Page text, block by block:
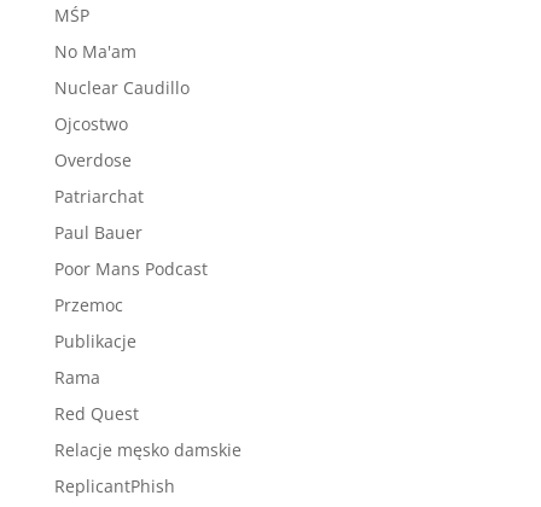
MŚP
No Ma'am
Nuclear Caudillo
Ojcostwo
Overdose
Patriarchat
Paul Bauer
Poor Mans Podcast
Przemoc
Publikacje
Rama
Red Quest
Relacje męsko damskie
ReplicantPhish